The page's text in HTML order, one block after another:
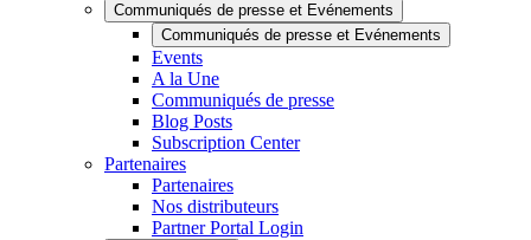
Communiqués de presse et Evénements
Communiqués de presse et Evénements
Events
A la Une
Communiqués de presse
Blog Posts
Subscription Center
Partenaires
Partenaires
Nos distributeurs
Partner Portal Login